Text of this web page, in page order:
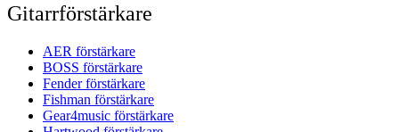
Gitarrförstärkare
AER förstärkare
BOSS förstärkare
Fender förstärkare
Fishman förstärkare
Gear4music förstärkare